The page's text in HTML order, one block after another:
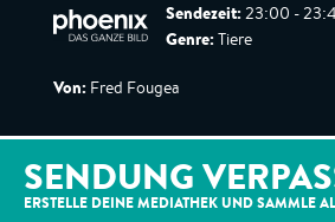
Sendezeit: 23:00 -
Genre: Tiere
Von: Fred Fougea
SENDUNG
ERSTELLE DEINE MEDIATHEK UND SAMMLE